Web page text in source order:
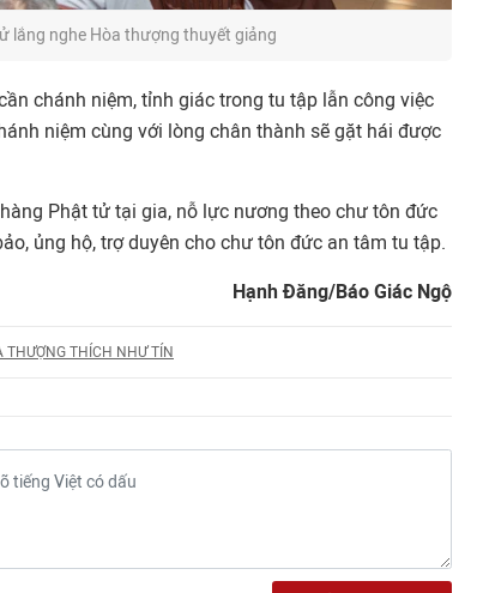
lắng nghe Hòa thượng thuyết giảng
chánh niệm, tỉnh giác trong tu tập lẫn công việc
niệm cùng với lòng chân thành sẽ gặt hái được
Phật tử tại gia, nỗ lực nương theo chư tôn đức
ủng hộ, trợ duyên cho chư tôn đức an tâm tu tập.
Hạnh Đăng/Báo Giác Ngộ
THƯỢNG THÍCH NHƯ TÍN